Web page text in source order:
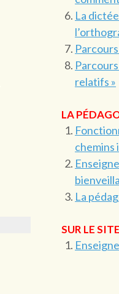
La
relatifs »
LA
chemins
La
SUR LE